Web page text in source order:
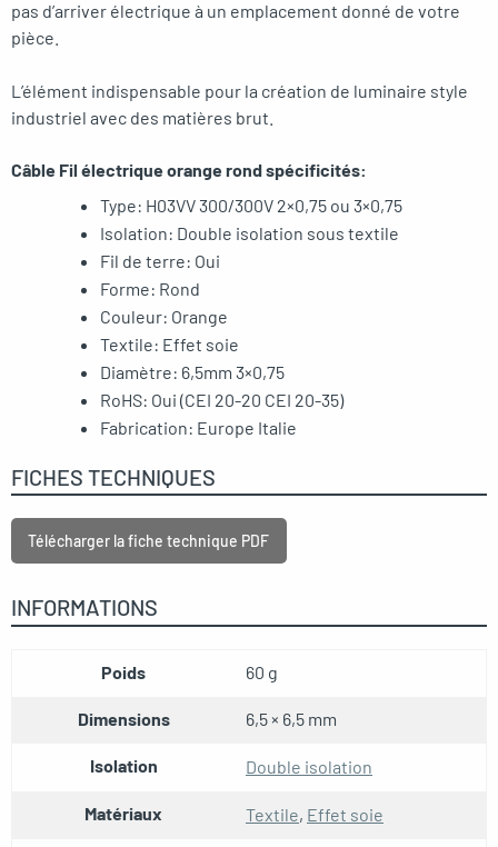
pas d’arriver électrique à un emplacement donné de votre
pièce.
L’élément indispensable pour la création de luminaire style
industriel avec des matières brut.
Câble Fil électrique orange rond spécificités:
Type: H03VV 300/300V 2×0,75 ou 3×0,75
Isolation: Double isolation sous textile
Fil de terre: Oui
Forme: Rond
Couleur: Orange
Textile: Effet soie
Diamètre: 6,5mm 3×0,75
RoHS: Oui (CEI 20-20 CEI 20-35)
Fabrication: Europe Italie
FICHES TECHNIQUES
Télécharger la fiche technique PDF
INFORMATIONS
Poids 60 g
Dimensions 6,5 × 6,5 mm
Isolation Double isolation
Matériaux Textile, Effet soie